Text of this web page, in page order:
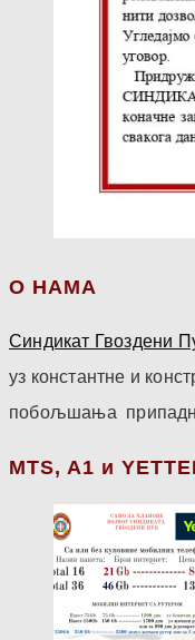
О НАМА
Синдикат Гвоздени
уз константне и
побољшања
МТS, A1 и